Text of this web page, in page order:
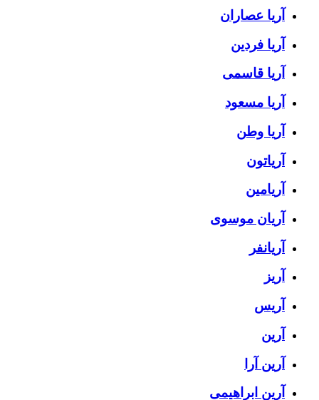
آریا عصاران
آریا فردین
آریا قاسمی
آریا مسعود
آریا وطن
آریاتون
آریامین
آریان موسوی
آریانفر
آریز
آریس
آرین
آرین آرا
آرین ابراهیمی